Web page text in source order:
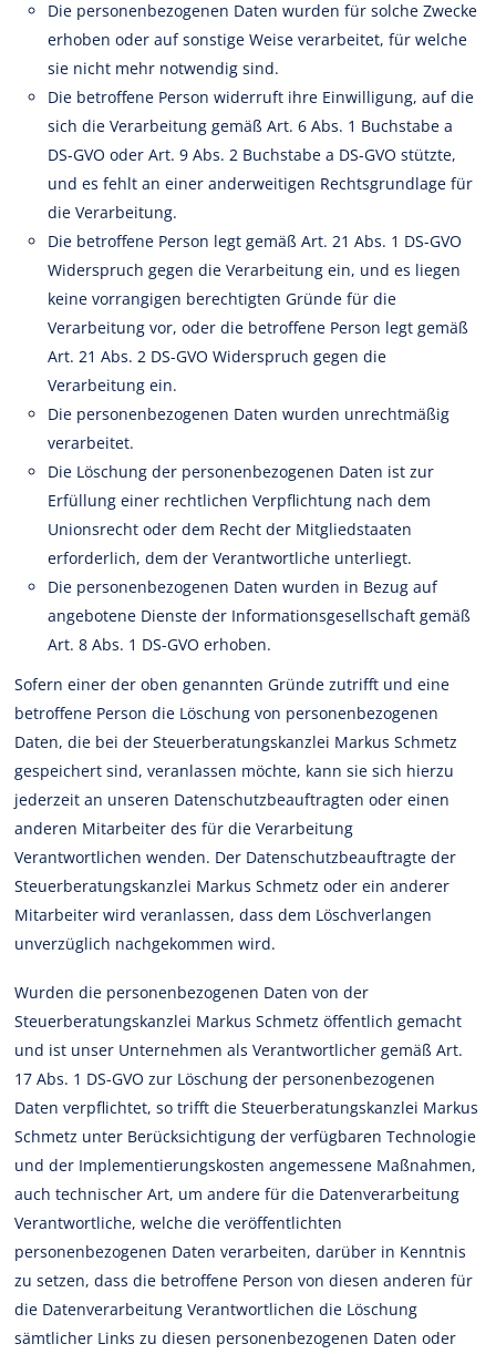
Die personenbezogenen Daten wurden für solche Zwecke
erhoben oder auf sonstige Weise verarbeitet, für welche
sie nicht mehr notwendig sind.
Die betroffene Person widerruft ihre Einwilligung, auf die
sich die Verarbeitung gemäß Art. 6 Abs. 1 Buchstabe a
DS-GVO oder Art. 9 Abs. 2 Buchstabe a DS-GVO stützte,
und es fehlt an einer anderweitigen Rechtsgrundlage für
die Verarbeitung.
Die betroffene Person legt gemäß Art. 21 Abs. 1 DS-GVO
Widerspruch gegen die Verarbeitung ein, und es liegen
keine vorrangigen berechtigten Gründe für die
Verarbeitung vor, oder die betroffene Person legt gemäß
Art. 21 Abs. 2 DS-GVO Widerspruch gegen die
Verarbeitung ein.
Die personenbezogenen Daten wurden unrechtmäßig
verarbeitet.
Die Löschung der personenbezogenen Daten ist zur
Erfüllung einer rechtlichen Verpflichtung nach dem
Unionsrecht oder dem Recht der Mitgliedstaaten
erforderlich, dem der Verantwortliche unterliegt.
Die personenbezogenen Daten wurden in Bezug auf
angebotene Dienste der Informationsgesellschaft gemäß
Art. 8 Abs. 1 DS-GVO erhoben.
Sofern einer der oben genannten Gründe zutrifft und eine
betroffene Person die Löschung von personenbezogenen
Daten, die bei der Steuerberatungskanzlei Markus Schmetz
gespeichert sind, veranlassen möchte, kann sie sich hierzu
jederzeit an unseren Datenschutzbeauftragten oder einen
anderen Mitarbeiter des für die Verarbeitung
Verantwortlichen wenden. Der Datenschutzbeauftragte der
Steuerberatungskanzlei Markus Schmetz oder ein anderer
Mitarbeiter wird veranlassen, dass dem Löschverlangen
unverzüglich nachgekommen wird.
Wurden die personenbezogenen Daten von der
Steuerberatungskanzlei Markus Schmetz öffentlich gemacht
und ist unser Unternehmen als Verantwortlicher gemäß Art.
17 Abs. 1 DS-GVO zur Löschung der personenbezogenen
Daten verpflichtet, so trifft die Steuerberatungskanzlei Markus
Schmetz unter Berücksichtigung der verfügbaren Technologie
und der Implementierungskosten angemessene Maßnahmen,
auch technischer Art, um andere für die Datenverarbeitung
Verantwortliche, welche die veröffentlichten
personenbezogenen Daten verarbeiten, darüber in Kenntnis
zu setzen, dass die betroffene Person von diesen anderen für
die Datenverarbeitung Verantwortlichen die Löschung
sämtlicher Links zu diesen personenbezogenen Daten oder